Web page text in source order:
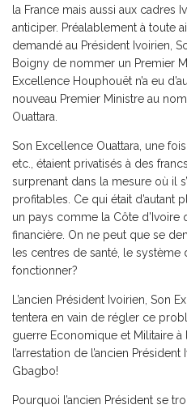
la France mais aussi aux cadres
anticiper. Préalablement à toute
demandé au Président Ivoirien,
Boigny de nommer un Premier
Excellence Houphouët n’a eu
nouveau Premier Ministre au
Ouattara.
Son Excellence Ouattara, une
etc., étaient privatisés à des
surprenant dans la mesure où il
profitables. Ce qui était
un pays comme la Côte d’Ivoire
financière. On ne peut que se
les centres de santé, le système
fonctionner?
L’ancien Président Ivoirien, Son
tentera en vain de régler ce
guerre Economique et Militaire à
l’arrestation de l’ancien
Gbagbo!
Pourquoi l’ancien Président se